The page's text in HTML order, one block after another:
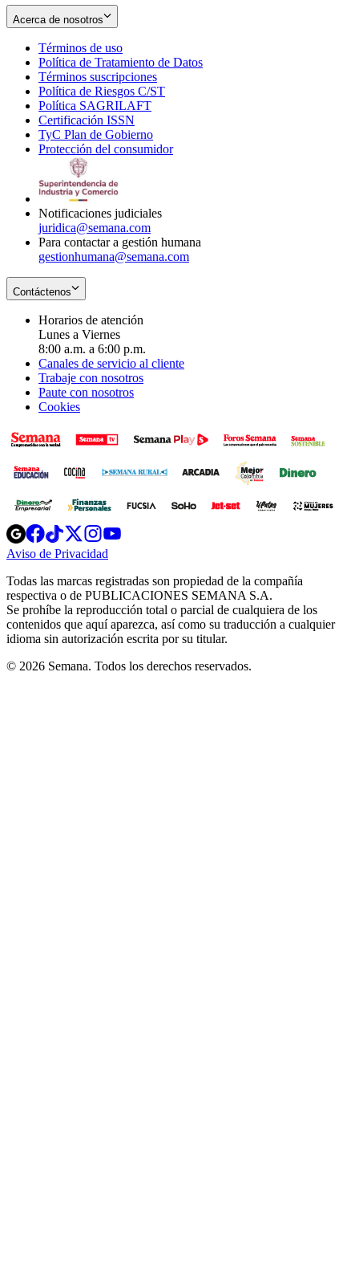
Acerca de nosotros
Términos de uso
in
new
window
Política de Tratamiento de Datos
Términos suscripciones
in
Política de Riesgos C/ST
Política SAGRILAFT
new
window
Certificación ISSN
in
new
TyC Plan de Gobierno
in
Protección del consumidorOpens
Notificaciones judiciales
juridica@semana.com
Para contactar a gestión humana
gestionhumana@semana.com
Contáctenos
Horarios de atención
Lunes a Viernes
8:00 a.m. a 6:00 p.m.
Canales de servicio al cliente
Trabaje con nosotros
Paute con nosotros
Cookies
Opens
in
new
Opens
in
new
Opens
in
new
window
Opens
new
windowwindow
Aviso de Privacidad
new
window
Todas las marcas registradas son propiedad de la compañía
respectiva o de PUBLICACIONES SEMANA S.A.
Se prohíbe la reproducción total o parcial de cualquiera de los
contenidos que aquí aparezca, así como su traducción a cualquier
idioma sin autorización escrita por su titular.
© 2026 Semana. Todos los derechos reservados.